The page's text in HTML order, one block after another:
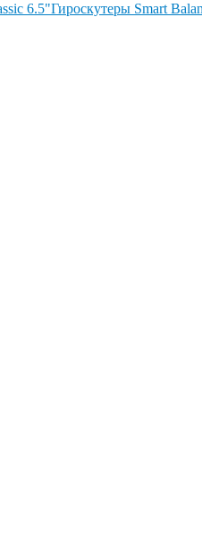
6.5"Гироскутеры Smart